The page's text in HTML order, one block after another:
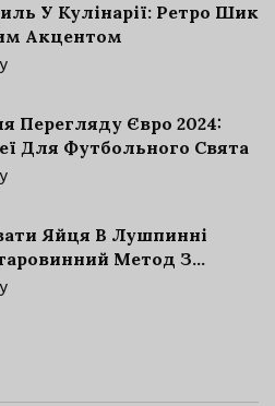
У Кулінарії: Ретро Шик
Акцентом
Перегляду Євро 2024:
Для Футбольного Свята
Яйця В Лушпинні
Метод З
Нюансами